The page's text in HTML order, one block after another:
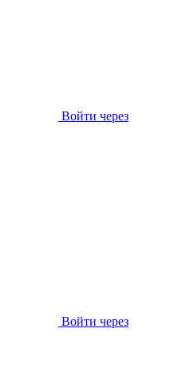
Войти через
Войти через